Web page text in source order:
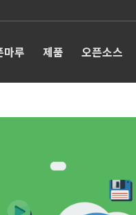
마루 제품 오픈소스